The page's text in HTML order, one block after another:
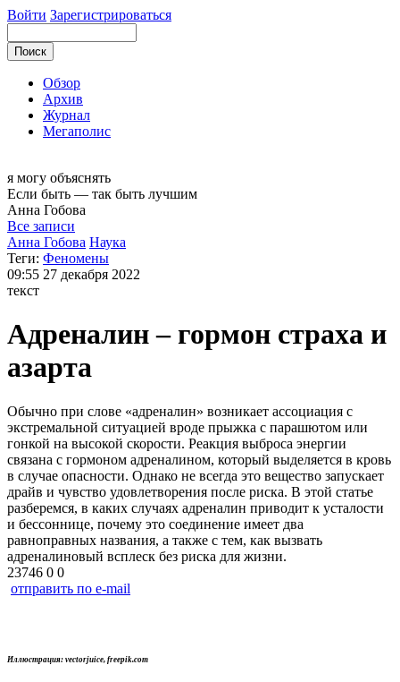
Войти Зарегистрироваться
Обзор
Архив
Журнал
Мегаполис
я могу объяснять
Если быть — так быть лучшим
Анна Гобова
Все записи
Анна Гобова Наука
Теги: Феномены
09:55 27 декабря 2022
текст
Адреналин – гормон страха и
азарта
Обычно при слове «адреналин» возникает ассоциация с
экстремальной ситуацией вроде прыжка с парашютом или
гонкой на высокой скорости. Реакция выброса энергии
связана с гормоном адреналином, который выделяется в кровь
в случае опасности. Однако не всегда это вещество запускает
драйв и чувство удовлетворения после риска. В этой статье
разберемся, в каких случаях адреналин приводит к усталости
и бессоннице, почему это соединение имеет два
равноправных названия, а также с тем, как вызвать
адреналиновый всплеск без риска для жизни.
23746 0 0
отправить по e-mail
Иллюстрация: vectorjuice, freepik.com